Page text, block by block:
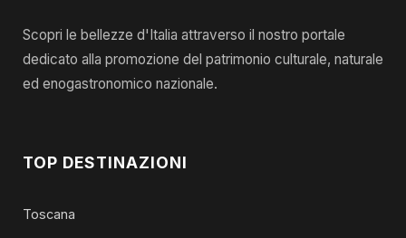
Scopri le bellezze d'Italia attraverso il nostro portale
dedicato alla promozione del patrimonio culturale, naturale
ed enogastronomico nazionale.
TOP DESTINAZIONI
Toscana